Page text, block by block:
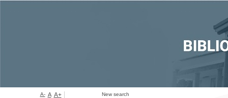
New search
A- A A+